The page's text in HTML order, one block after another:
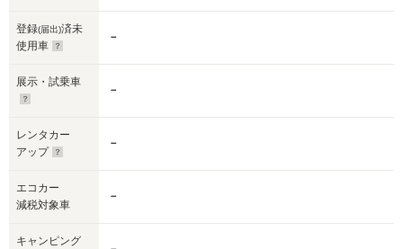
登録(届出)済未
使用車
－
展示・試乗車
－
レンタカー
アップ
－
エコカー
減税対象車
－
キャンピング